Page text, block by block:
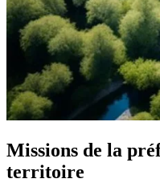
Missions de la
territoire